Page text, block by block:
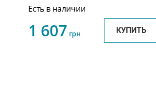
Есть в наличии
1 607 грн КУПИТЬ